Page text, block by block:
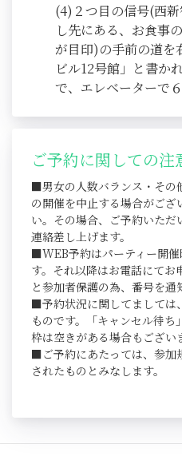
(4)２つ目の信号(西
し先にある、お食事
が目印)の手前の道を
ビル12号館」と書か
で、エレベーターで
ご予約に関しての注
■男女の人数バランス・その
の開催を中止する場合がござ
い。その場合、ご予約いた
連絡差し上げます。
■WEB予約はパーティー開
す。それ以降はお電話にて
と参加者保護の為、番号を通
■予約状況に関してましては
ものです。「キャンセル待
枠は空きがある場合もござい
■ご予約にあたっては、参加
されたものとみなします。